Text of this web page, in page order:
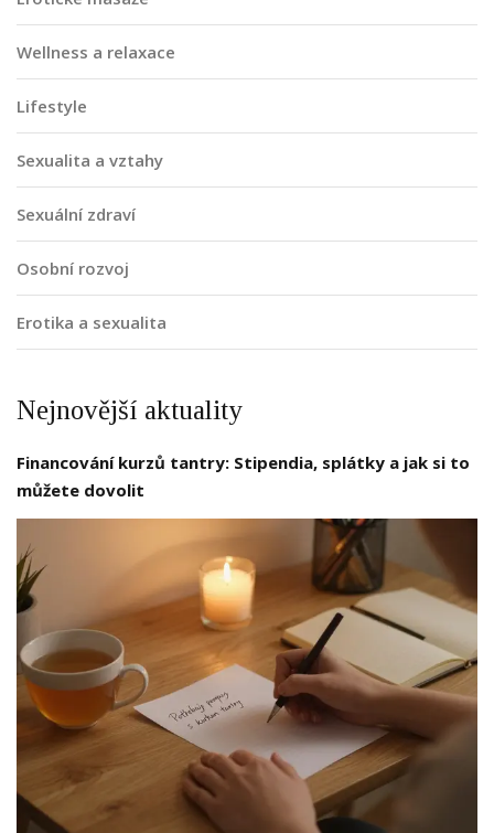
Wellness a relaxace
Lifestyle
Sexualita a vztahy
Sexuální zdraví
Osobní rozvoj
Erotika a sexualita
Nejnovější aktuality
Financování kurzů tantry: Stipendia, splátky a jak si to
můžete dovolit